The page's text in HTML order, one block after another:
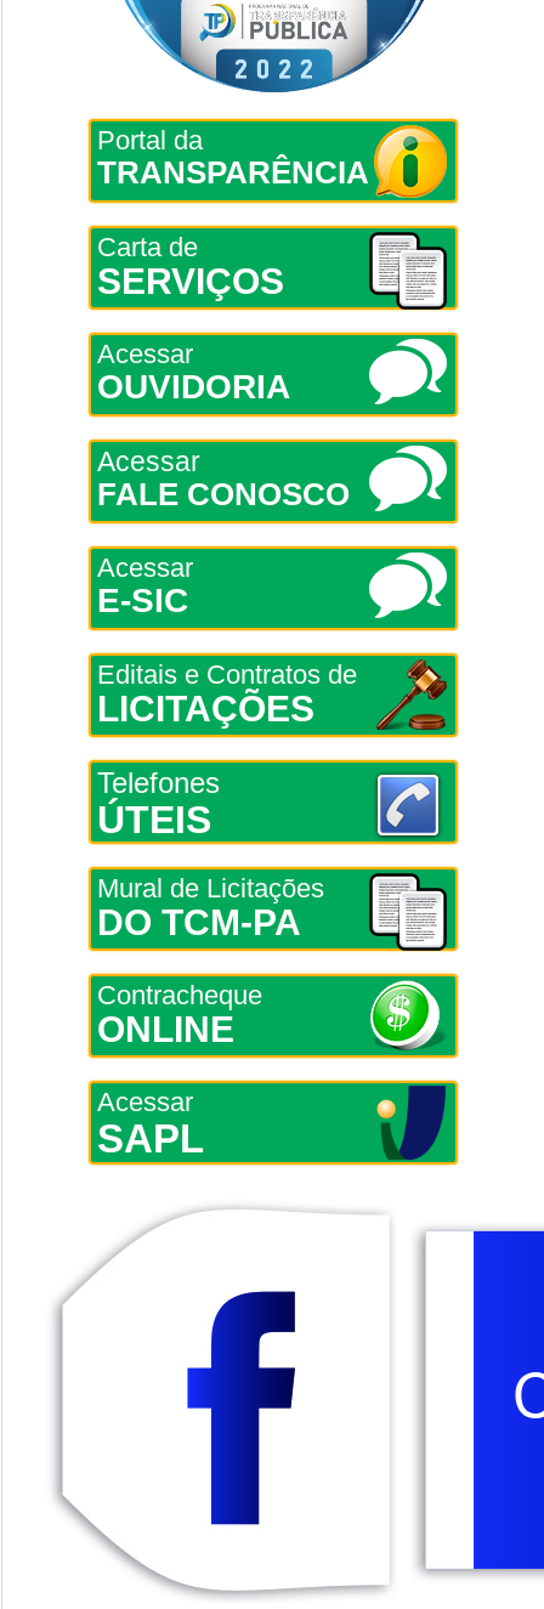
Portal da
TRANSPARÊNCIA
Carta de
SERVIÇOS
Acessar
OUVIDORIA
Acessar
FALE CONOSCO
Acessar
E-SIC
Editais e Contratos de
LICITAÇÕES
Telefones
ÚTEIS
Mural de Licitações
DO TCM-PA
Contracheque
ONLINE
Acessar
SAPL